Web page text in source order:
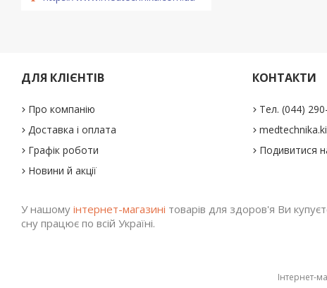
ДЛЯ КЛІЄНТІВ
Про компанію
Доставка і оплата
Графік роботи
Новини й акції
КОНТАКТИ
Тел. (044)
Подивитися
У нашому інтернет-магазині товарів для здоров'я Ви
сну працює по всій Україні.